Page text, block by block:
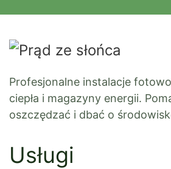
Profesjonalne instalacje
ciepła i magazyny energii.
oszczędzać i dbać o
Usługi